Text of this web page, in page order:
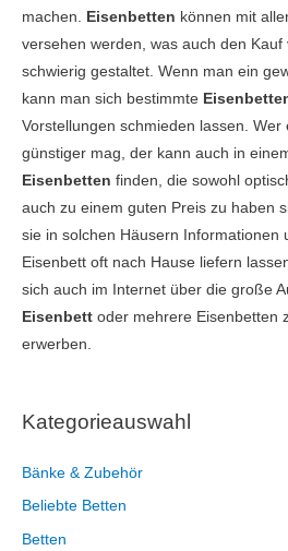
Kategorieauswahl
Bänke & Zubehör
Beliebte Betten
Betten
machen. Eisenbetten können mit
versehen werden, was auch den
schwierig gestaltet. Wenn man ein
kann man sich bestimmte
Vorstellungen schmieden lassen. Wer
günstiger mag, der kann auch in
Eisenbetten finden, die sowohl
auch zu einem guten Preis zu haben
sie in solchen Häusern Informationen
Eisenbett oft nach Hause liefern
sich auch im Internet über die große
Eisenbett oder mehrere Eisenbetten
erwerben.